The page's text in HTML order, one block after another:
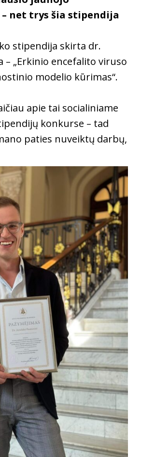
net trys šia stipendija
stipendija skirta dr.
„Erkinio encefalito viruso
modelio kūrimas“.
apie tai socialiniame
konkurse – tad
paties nuveiktų darbų,